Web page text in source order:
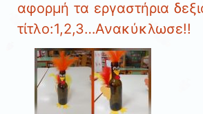
αφορμή τα εργαστήρια
τίτλο:1,2,3…Ανακύκλωσε!!